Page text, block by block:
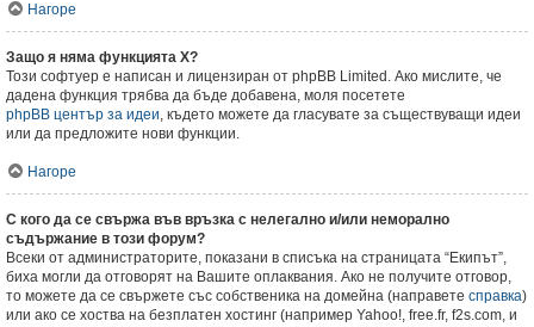
Нагоре
Защо я няма функцията X?
Този софтуер е написан и лицензиран от phpBB Limited. Ако мислите, че
дадена функция трябва да бъде добавена, моля посетете
phpBB център за идеи, където можете да гласувате за съществуващи идеи
или да предложите нови функции.
Нагоре
С кого да се свържа във връзка с нелегално и/или неморално
съдържание в този форум?
Всеки от администраторите, показани в списъка на страницата “Екипът”,
биха могли да отговорят на Вашите оплаквания. Ако не получите отговор,
то можете да се свържете със собственика на домейна (направете справка)
или ако се хоства на безплатен хостинг (например Yahoo!, free.fr, f2s.com, и